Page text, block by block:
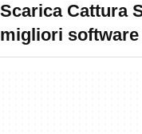
Scarica Cattura
migliori software